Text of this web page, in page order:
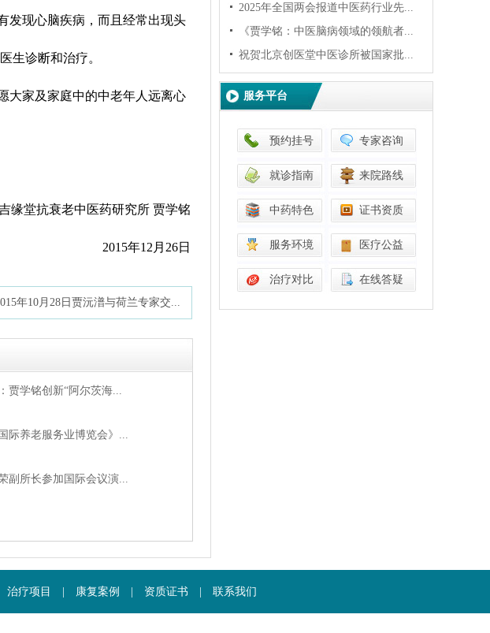
发现心脑疾病，而且经常出现头
生诊断和治疗。
大家及家庭中的中老年人远离心
缘堂抗衰老中医药研究所 贾学铭
2015年12月26日
年10月28日贾沅潽与荷兰专家交...
贾学铭创新“阿尔茨海...
际养老服务业博览会》...
副所长参加国际会议演...
2025年全国两会报道中医药行业先...
《贾学铭：中医脑病领域的领航者...
祝贺北京创医堂中医诊所被国家批...
服务平台
预约挂号 专家咨询
就诊指南 来院路线
中药特色 证书资质
服务环境 医疗公益
治疗对比 在线答疑
治疗项目 康复案例 资质证书 联系我们